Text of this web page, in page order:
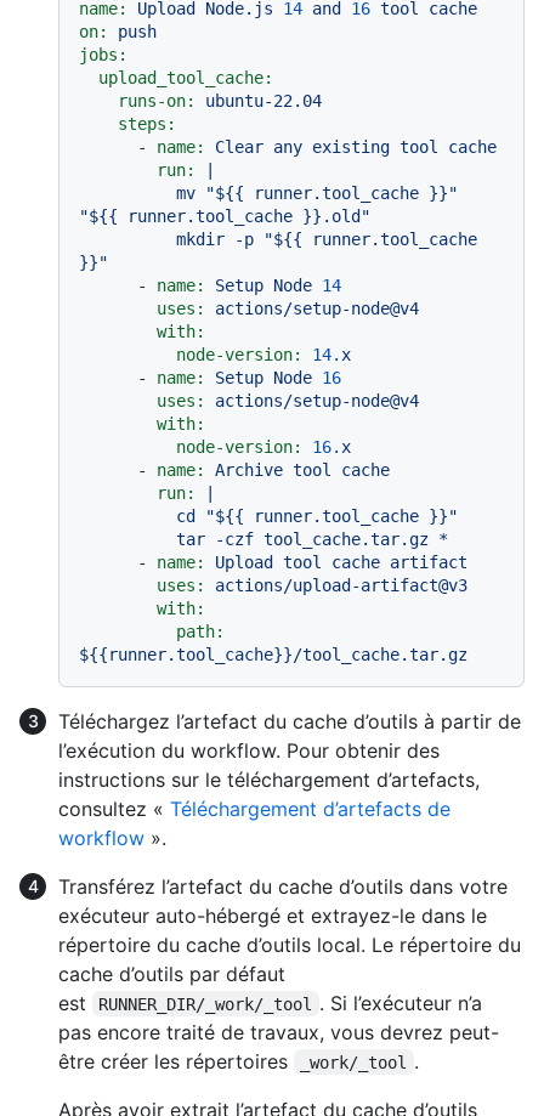
name: Upload Node.js 14 and 16 tool
cache
on:
push
jobs:
upload_tool_cache:
runs-on:
ubuntu-22.04
steps:
-
name: Clear any existing tool
cache
run:
|
"${{ runner.tool_cache }}.old"
-
name: Setup Node 14
uses:
actions/setup-node@v4
with:
node-version:
14. x
-
name: Setup Node 16
uses:
actions/setup-node@v4
with:
node-version:
16. x
-
name: Archive tool
cache
run:
|
-
name: Upload tool cache artifact
uses:
actions/upload-artifact@v3
with:
path:
${{runner.tool_cache}}/tool_cache.tar.gz
Téléchargez l’artefact du cache d’outils à partir de
l’exécution du workflow. Pour obtenir des
instructions sur le téléchargement d’artefacts,
consultez « Téléchargement d’artefacts de
workflow ».
Transférez l’artefact du cache d’outils dans votre
exécuteur auto-hébergé et extrayez-le dans le
répertoire du cache d’outils local. Le répertoire du
cache d’outils par défaut
est
RUNNER_DIR/_work/_tool
. Si l’exécuteur n’a
pas encore traité de travaux, vous devrez peut-
être créer les répertoires
_work/_tool
.
Après avoir extrait l’artefact du cache d’outils